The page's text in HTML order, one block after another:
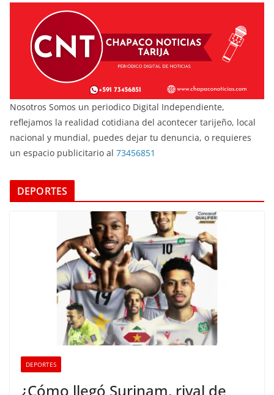
Nosotros Somos un periodico Digital Independiente,
reflejamos la realidad cotidiana del acontecer tarijeño, local
nacional y mundial, puedes dejar tu denuncia, o requieres
un espacio publicitario al 73456851
DEPORTES
DEPORTES
¿Cómo llegó Surinam, rival de